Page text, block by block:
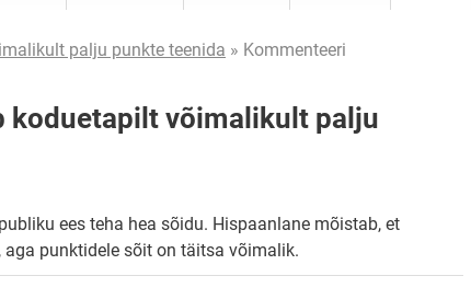
palju punkte teenida » Kommenteeri
koduetapilt võimalikult palju
ees teha hea sõidu. Hispaanlane mõistab, et
punktidele sõit on täitsa võimalik.